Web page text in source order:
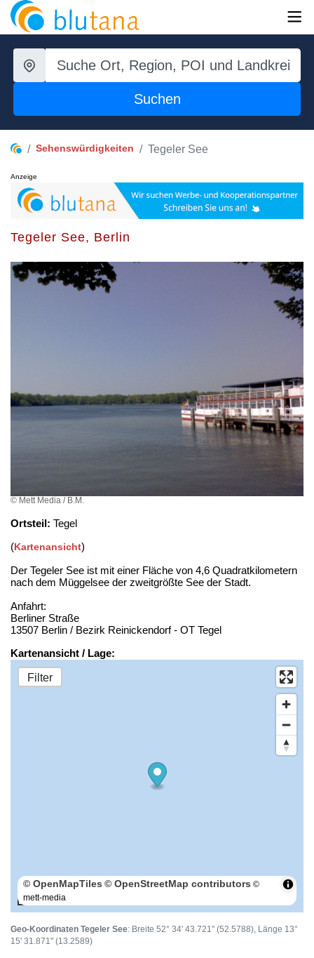
Suchen
Sehenswürdigkeiten Tegeler See
Anzeige
Tegeler See, Berlin
© Mett Media / B.M.
Ortsteil: Tegel
(Kartenansicht)
Der Tegeler See ist mit einer Fläche von 4,6 Quadratkilometern
nach dem Müggelsee der zweitgrößte See der Stadt.
Anfahrt:
Berliner Straße
13507 Berlin / Bezirk Reinickendorf - OT Tegel
Kartenansicht / Lage:
Filter
100 m
© OpenMapTiles © OpenStreetMap contributors ©
mett-media
Geo-Koordinaten Tegeler See: Breite 52° 34' 43.721" (52.5788), Länge 13°
15' 31.871" (13.2589)